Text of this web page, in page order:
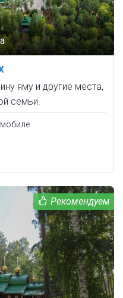
яму и другие места,
семьи.